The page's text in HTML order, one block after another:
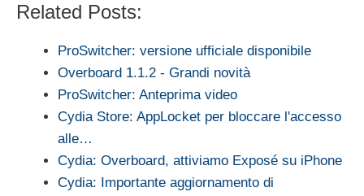
Related Posts:
ProSwitcher: versione ufficiale disponibile
Overboard 1.1.2 - Grandi novità
ProSwitcher: Anteprima video
Cydia Store: AppLocket per bloccare l'accesso
alle…
Cydia: Overboard, attiviamo Exposé su iPhone
Cydia: Importante aggiornamento di